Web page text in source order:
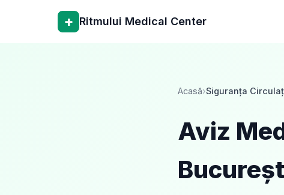
+ Ritmului Medical Center
Acasă›Siguranța
Aviz